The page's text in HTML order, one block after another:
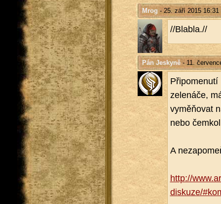
Mrog - 25. září 2015 16:31
//Bla­b­la.//
Pán Jeskyně- 11.
Při­po­me­nu­tí
ze­le­ná­če,
vyměňovat
nebo
A
http://​
diskuze/